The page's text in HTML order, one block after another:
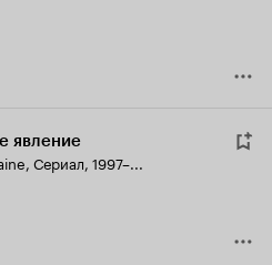
явление
, Сериал, 1997–...